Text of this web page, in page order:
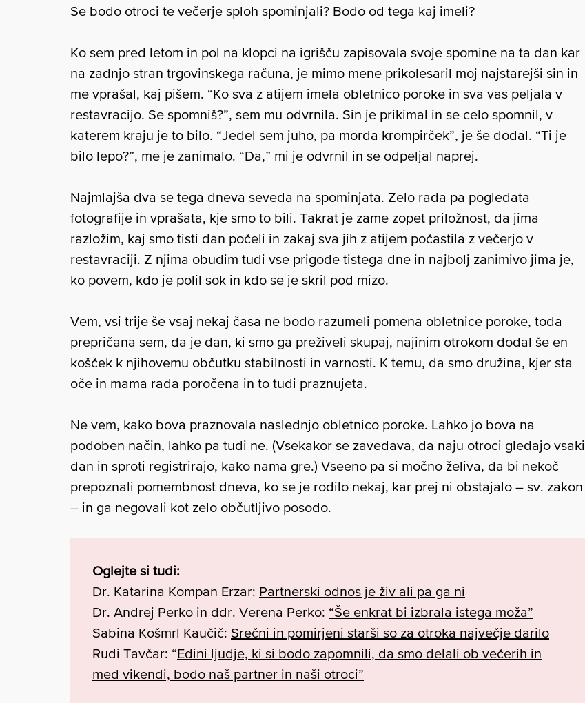
Se bodo otroci te večerje sploh spominjali? Bodo od tega kaj imeli?
Ko sem pred letom in pol na klopci na igrišču zapisovala svoje spomine na ta dan kar
na zadnjo stran trgovinskega računa, je mimo mene prikolesaril moj najstarejši sin in
me vprašal, kaj pišem. “Ko sva z atijem imela obletnico poroke in sva vas peljala v
restavracijo. Se spomniš?”, sem mu odvrnila. Sin je prikimal in se celo spomnil, v
katerem kraju je to bilo. “Jedel sem juho, pa morda krompirček”, je še dodal. “Ti je
bilo lepo?”, me je zanimalo. “Da,” mi je odvrnil in se odpeljal naprej.
Najmlajša dva se tega dneva seveda na spominjata. Zelo rada pa pogledata
fotografije in vprašata, kje smo to bili. Takrat je zame zopet priložnost, da jima
razložim, kaj smo tisti dan počeli in zakaj sva jih z atijem počastila z večerjo v
restavraciji. Z njima obudim tudi vse prigode tistega dne in najbolj zanimivo jima je,
ko povem, kdo je polil sok in kdo se je skril pod mizo.
Vem, vsi trije še vsaj nekaj časa ne bodo razumeli pomena obletnice poroke, toda
prepričana sem, da je dan, ki smo ga preživeli skupaj, najinim otrokom dodal še en
košček k njihovemu občutku stabilnosti in varnosti. K temu, da smo družina, kjer sta
oče in mama rada poročena in to tudi praznujeta.
Ne vem, kako bova praznovala naslednjo obletnico poroke. Lahko jo bova na
podoben način, lahko pa tudi ne. (Vsekakor se zavedava, da naju otroci gledajo vsaki
dan in sproti registrirajo, kako nama gre.) Vseeno pa si močno želiva, da bi nekoč
prepoznali pomembnost dneva, ko se je rodilo nekaj, kar prej ni obstajalo – sv. zakon
– in ga negovali kot zelo občutljivo posodo.
Oglejte si tudi:
Dr. Katarina Kompan Erzar: Partnerski odnos je živ ali pa ga ni
Dr. Andrej Perko in ddr. Verena Perko: “Še enkrat bi izbrala istega moža”
Sabina Košmrl Kaučič: Srečni in pomirjeni starši so za otroka največje darilo
Rudi Tavčar: “Edini ljudje, ki si bodo zapomnili, da smo delali ob večerih in
med vikendi, bodo naš partner in naši otroci”